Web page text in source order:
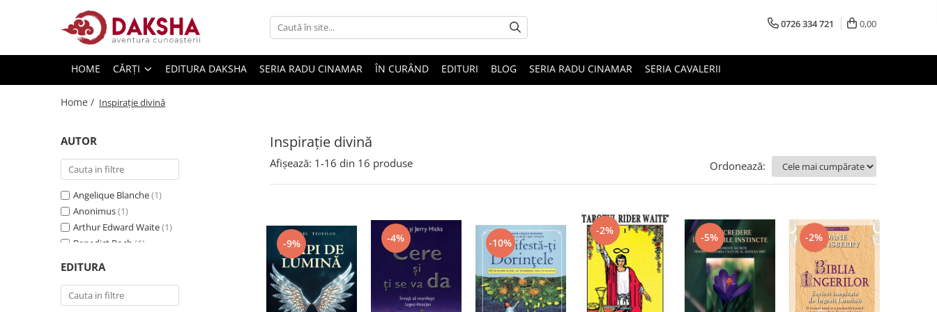
Editura Daksha
Seria Radu Cinamar
Seria David Icke
Seria Immanuel Velikovsky
Spiritualitate
Extratereștrii
Transformare spirituală
0726 334 721 0,00
HOME CĂRȚI EDITURA DAKSHA SERIA RADU CINAMAR ÎN CURÂND EDITURI BLOG SERIA RADU CINAMAR SERIA CAVALERII
Home / Inspiraţie divină
Inspiraţie divină
AUTOR
Angelique Blanche(1)
Anonimus(1)
Arthur Edward Waite(1)
Benedict Roch (1)
Gabriel Teofilos
Hicks Esther şi Jerry
Jack Canfield, Mark Victor Hansen, Amy
EDITURA
Afișează: 1-16 din 16 produse Ordonează:
-9% -4% -10%
-2%
-5% -2%